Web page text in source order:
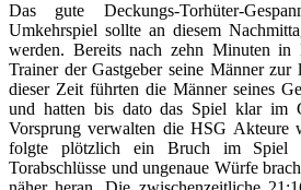
Das gute Deckungs-Torhüter-
Umkehrspiel sollte an diesem
werden. Bereits nach zehn Minuten
Trainer der Gastgeber seine Männer zur
dieser Zeit führten die Männer seines
und hatten bis dato das Spiel klar
Vorsprung verwalten die HSG Akteure
folgte plötzlich ein Bruch im Spiel
Torabschlüsse und ungenaue Würfe